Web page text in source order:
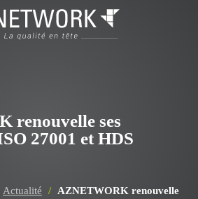
renouvelle ses
27001 et HDS
Actualité /
AZNETWORK renouvelle